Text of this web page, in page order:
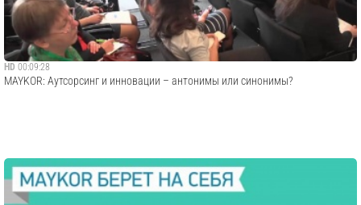
HD 00:09:28
MAYKOR: Аутсорсинг и инновации – антонимы или синонимы?